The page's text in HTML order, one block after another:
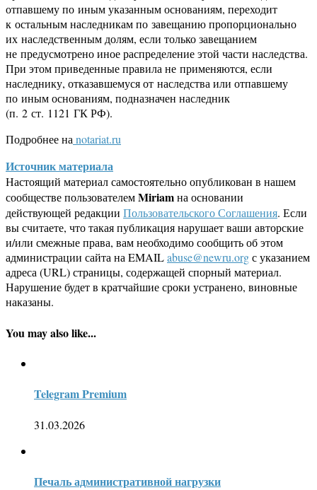
отпавшему по иным указанным основаниям, переходит
к остальным наследникам по завещанию пропорционально
их наследственным долям, если только завещанием
не предусмотрено иное распределение этой части наследства.
При этом приведенные правила не применяются, если
наследнику, отказавшемуся от наследства или отпавшему
по иным основаниям, подназначен наследник
(п. 2 ст. 1121 ГК РФ).
Подробнее наnotariat.ru
Источник материала
Настоящий материал самостоятельно опубликован в нашем
сообществе пользователемMiriamна основании
действующей редакции Пользовательского Соглашения. Если
вы считаете, что такая публикация нарушает ваши авторские
и/или смежные права, вам необходимо сообщить об этом
администрации сайта на EMAILabuse@newru.orgс указанием
адреса (URL) страницы, содержащей спорный материал.
Нарушение будет в кратчайшие сроки устранено, виновные
наказаны.
You may also like...
Telegram Premium
31.03.2026
Печаль административной нагрузки